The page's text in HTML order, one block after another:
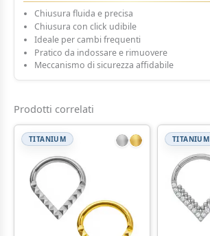
Chiusura fluida e precisa
Chiusura con click udibile
Ideale per cambi frequenti
Pratico da indossare e rimuovere
Meccanismo di sicurezza affidabile
Prodotti correlati
TITANIUM TITANIUM